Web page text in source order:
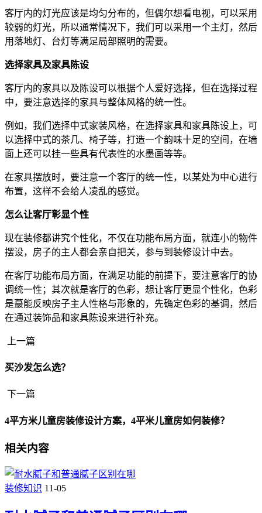
客厅内的灯光应该是均匀分布的，但偶尔想看电视，可以采用
较弱的灯光，所以通常情况下，我们可以采用一个主灯，然后
用落地灯、台灯等满足局部照明的需要。
选择家具及家具陈设
客厅内的家具以及陈设可以根据个人爱好选择，但在选择过程
中，要注意选择的家具与整体风格的统一性。
例如，我们选择中式家装风格，在选择家具和家具陈设上，可
以选择中式的茶几、椅子等，打造一个韵味十足的空间，在墙
面上还可以挂一些具有代表性的水墨画等等。
在家具摆放时，要注意一个客厅的统一性，以某处为中心进行
布置，这样不会给人凌乱的感觉。
怎么让客厅彰显个性
现在装修都讲究个性化，不仅在功能布局方面，就连小的物件
摆设，房子的主人都会亲自把关，参与到装修设计中去。
在客厅功能布局方面，在满足功能的前提下，要注意客厅的协
调统一性；其次就是客厅的色彩，想让客厅更显个性化，色彩
是蕞能反映房子主人性格与形象的，先确定色彩的基调，然后
在通过装饰品和家具陈设来进行补充。
上一篇
买沙发怎么选？
下一篇
4平方米儿童房装修设计方案，4平米儿童房如何装修？
相关内容
装修知识 11-05